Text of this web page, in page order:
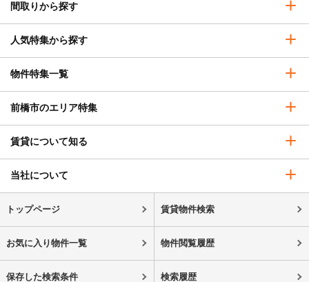
間取りから探す
人気特集から探す
物件特集一覧
前橋市のエリア特集
賃貸について知る
当社について
トップページ 賃貸物件検索
お気に入り物件一覧 物件閲覧履歴
保存した検索条件 検索履歴